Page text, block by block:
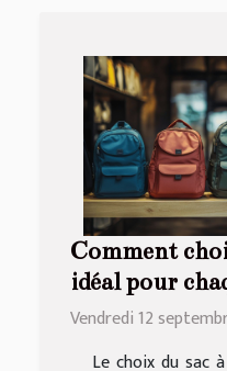
Comment
idéal pour
Vendredi 12
Le choix du sac